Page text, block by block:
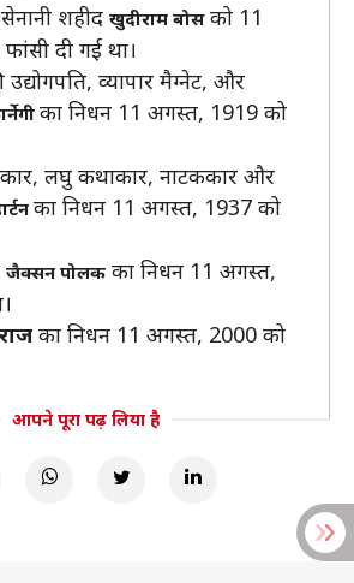
शहीद खुदीराम बोसको 11
दी गई था।
व्यापार मैग्नेट, और
का निधन 11 अगस्त, 1919 को
लघु कथाकार, नाटककार और
का निधन 11 अगस्त, 1937 को
जैक्सन पोलक का निधन 11 अगस्त,
का निधन 11 अगस्त, 2000 को
आपने पूरा पढ़ लिया है